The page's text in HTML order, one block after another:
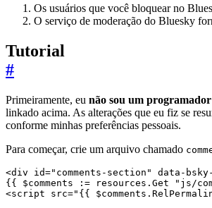
Os usuários que você bloquear no
O serviço de moderação do Bluesky
Tutorial
#
Primeiramente, eu não sou um programador
linkado acima. As alterações que eu fiz se
conforme minhas preferências pessoais.
Para começar, crie um arquivo chamado
<div id="comments-section" data-
<script src="{{